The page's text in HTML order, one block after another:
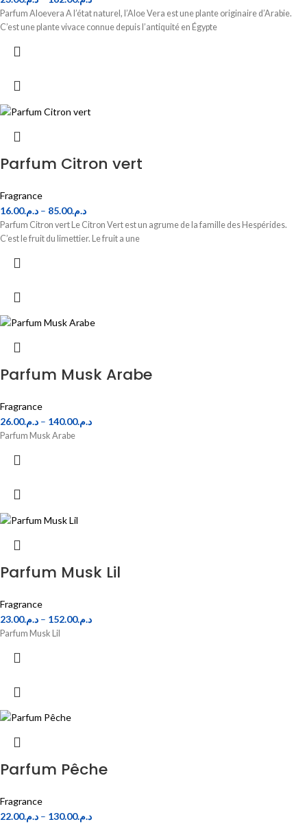
Parfum Aloevera A l’état naturel, l’Aloe Vera est une plante originaire d’Arabie.
C’est une plante vivace connue depuis l’antiquité en Égypte
Parfum Citron vert
Fragrance
د.م.16.00 – د.م.85.00
Parfum Citron vert Le Citron Vert est un agrume de la famille des Hespérides.
C’est le fruit du limettier. Le fruit a une
Parfum Musk Arabe
Fragrance
د.م.26.00 – د.م.140.00
Parfum Musk Arabe
Parfum Musk Lil
Fragrance
د.م.23.00 – د.م.152.00
Parfum Musk Lil
Parfum Pêche
Fragrance
د.م.22.00 – د.م.130.00